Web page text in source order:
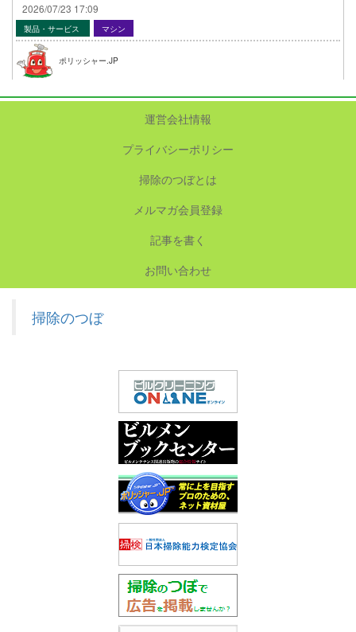
2026/07/23 17:09
製品・サービス マシン
ポリッシャー.JP
運営会社情報
プライバシーポリシー
掃除のつぼとは
メルマガ会員登録
記事を書く
お問い合わせ
掃除のつぼ